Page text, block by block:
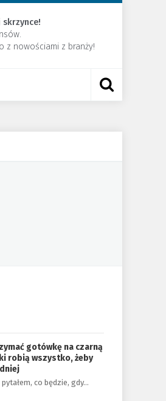
skrzynce!
z nowościami z branży!
gotówkę na czarną
robią wszystko, żeby
co będzie, gdy…